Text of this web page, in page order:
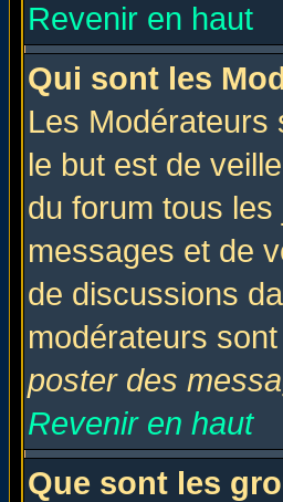
Revenir en haut
Qui sont les
Les Modérateurs
le but est de
du forum tous
messages et de
de discussions
modérateurs
poster des
Revenir en haut
Que sont les